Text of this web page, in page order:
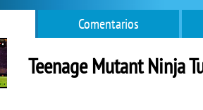
Comentarios
Teenage Mutant Ninja